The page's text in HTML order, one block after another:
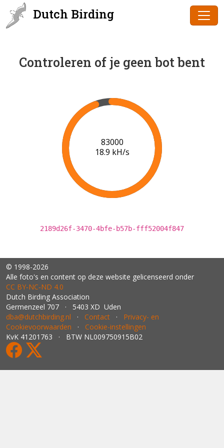
Dutch Birding
Controleren of je geen bot bent
84000
18.9 kH/s
2189d26f-3470-4bfe-b57b-fff52004f847
© 1998-2026
Alle foto's en content op deze website gelicenseerd onder
CC BY‑NC‑ND 4.0
Dutch Birding Association
Germenzeel 707 · 5403 XD Uden
dba@dutchbirding.nl · Contact · Privacy- en
Cookievoorwaarden · Cookie-instellingen
KvK 41201763 · BTW NL009750915B02